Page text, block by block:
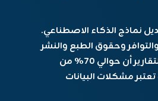
نماذج الذكاء الاصطناعي.
وحقوق الطبع والنشر
والتحقق من النماذج، مما يؤثر سلبًا على فعالية هذه الأنظمة. تُظهر التقارير أن حوالي 70% من
مشكلات البيانات